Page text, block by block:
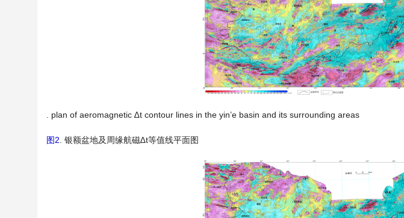
. plan of aeromagnetic ∆t contour lines in the yin’e basin and its surrounding areas
图2. 银额盆地及周缘航磁∆t等值线平面图